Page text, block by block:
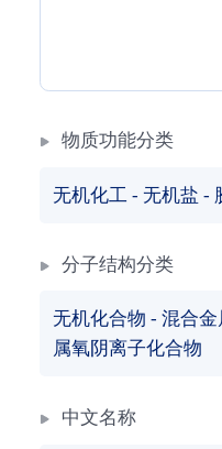
物质功能分类
无机化工 - 无机盐 -
分子结构分类
无机化合物 - 混合金
属氧阴离子化合物
中文名称